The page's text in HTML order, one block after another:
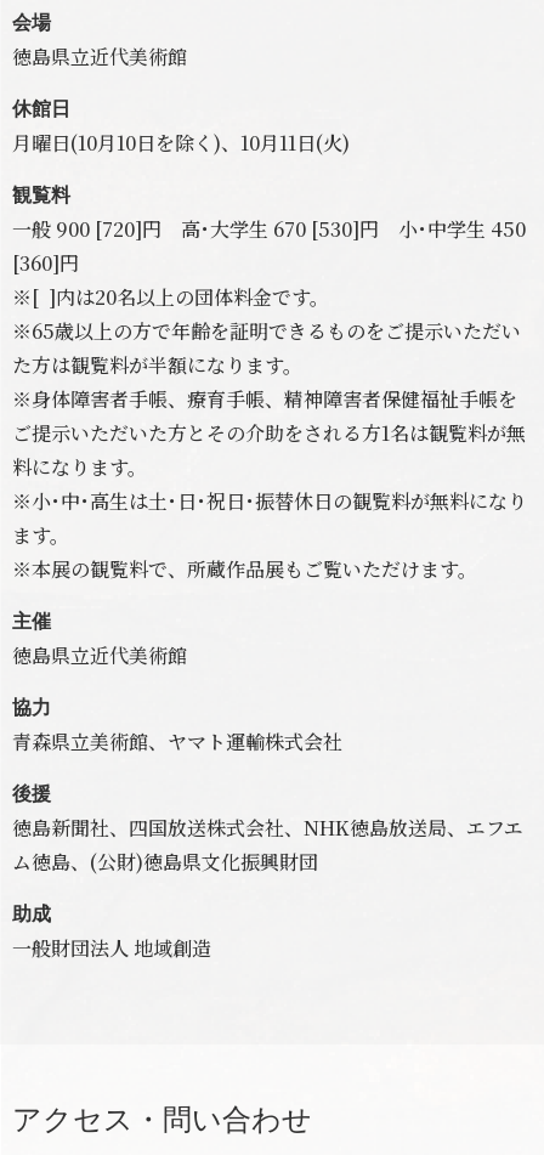
会場
徳島県立近代美術館
休館日
月曜日(10月10日を除く)、10月11日(火)
観覧料
一般 900 [720]円 高･大学生 670 [530]円 小･中学生 450
[360]円
※[ ]内は20名以上の団体料金です。
※65歳以上の方で年齢を証明できるものをご提示いただい
た方は観覧料が半額になります。
※身体障害者手帳、療育手帳、精神障害者保健福祉手帳を
ご提示いただいた方とその介助をされる方1名は観覧料が無
料になります。
※小･中･高生は土･日･祝日･振替休日の観覧料が無料になり
ます。
※本展の観覧料で、所蔵作品展もご覧いただけます。
主催
徳島県立近代美術館
協力
青森県立美術館、ヤマト運輸株式会社
後援
徳島新聞社、四国放送株式会社、NHK徳島放送局、エフエ
ム徳島、(公財)徳島県文化振興財団
助成
一般財団法人 地域創造
アクセス・問い合わせ